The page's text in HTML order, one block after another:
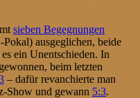
sieben Begegnungen
ausgeglichen, beide
ein Unentschieden. In
beim letzten
– dafür revanchierte man
Show und gewann 5:3.